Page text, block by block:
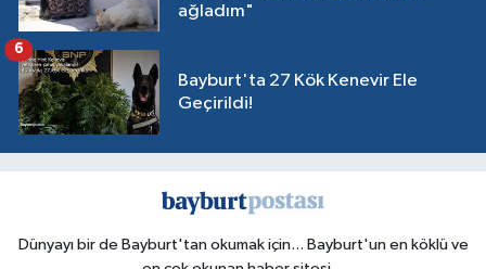
ağladım"
Bayburt'ta 27 Kök Kenevir Ele
Geçirildi!
6
Dünyayı bir de Bayburt'tan okumak için... Bayburt'un en köklü ve